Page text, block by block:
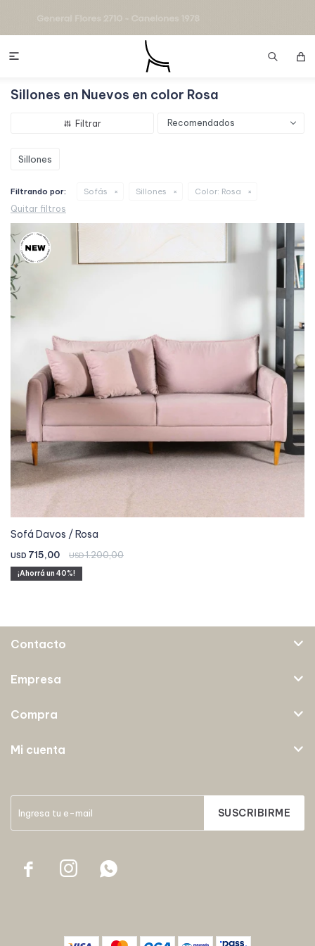

Sillones en Nuevos en color Rosa
Recomendados
Sillones
Filtrando por: Sofás Sillones Color: Rosa
Quitar filtros
Sofá Davos / Rosa
USD 715,00 USD1.200,00
40
SUSCRIBIRME
  
Contacto
Empresa
Compra
Mi cuenta